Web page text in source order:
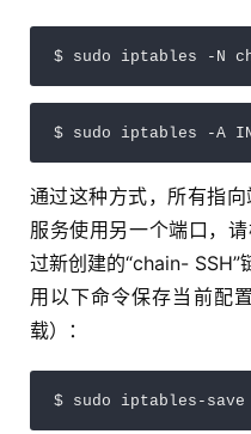
$ sudo iptables -N
$ sudo iptables -A
通过这种方式，所有指
服务使用另一个端口，
过新创建的“chain- SSH”
用以下命令保存当前配
载）：
$ sudo iptables-